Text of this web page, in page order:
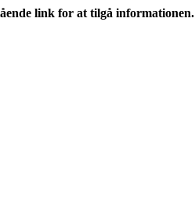
link for at tilgå informationen.